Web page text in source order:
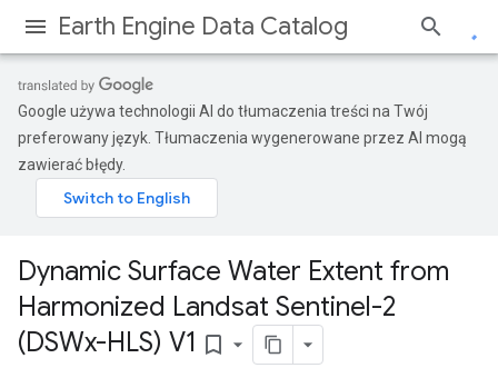
Earth Engine Data Catalog
Google używa technologii AI do tłumaczenia treści na Twój
preferowany język. Tłumaczenia wygenerowane przez AI mogą
zawierać błędy.
Dynamic Surface Water Extent from
Harmonized Landsat Sentinel-2
(DSWx-HLS) V1 bookmark_border